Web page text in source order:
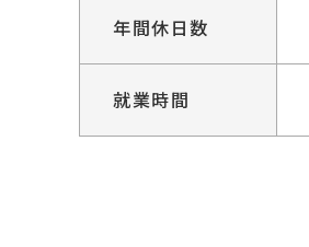
年間休日数
就業時間